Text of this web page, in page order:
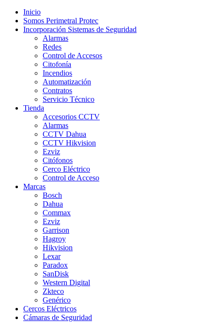
Inicio
Somos Perimetral Protec
Incorporación Sistemas de Seguridad
Alarmas
Redes
Control de Accesos
Citofonía
Incendios
Automatización
Contratos
Servicio Técnico
Tienda
Accesorios CCTV
Alarmas
CCTV Dahua
CCTV Hikvision
Ezviz
Citófonos
Cerco Eléctrico
Control de Acceso
Marcas
Bosch
Dahua
Commax
Ezviz
Garrison
Hagroy
Hikvision
Lexar
Paradox
SanDisk
Western Digital
Zkteco
Genérico
Cercos Eléctricos
Cámaras de Seguridad